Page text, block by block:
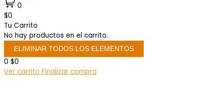
0
$0
Tu Carrito
No hay productos en el carrito.
ELIMINAR TODOS LOS ELEMENTOS
0 $0
Ver carrito Finalizar compra